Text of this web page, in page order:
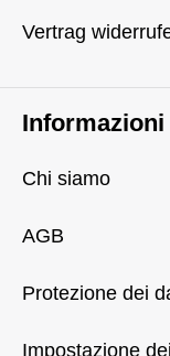
Vertrag
Informazioni
Chi siamo
AGB
Protezione dei
Impostazione